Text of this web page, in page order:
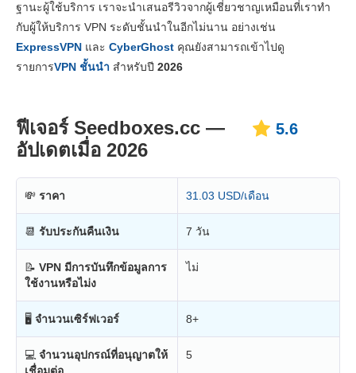
แอปและการติดตั้ง 8.2
ราคา
ความเสถียร & การช่วยเหลือ 8.0
ฐานะผู้ใช้บริการ เราจะนำเสนอรีวิวจากผู้เชี่ยวชาญเหมือนที่เราทำ
กับผู้ให้บริการ VPN ระดับชั้นนำในอีกไม่นาน อย่างเช่น
ExpressVPN และ CyberGhost คุณยังสามารถเข้าไปดู
รายการVPN ชั้นนำ สำหรับปี 2026
ฟีเจอร์ Seedboxes.cc —
อัปเดตเมื่อ 2026
5.6
💸 ราคา 31.03 USD/เดือน
📆 รับประกันคืนเงิน 7 วัน
📝 VPN มีการบันทึกข้อมูลการ
ใช้งานหรือไม่ง
ไม่
🖥 จำนวนเซิร์ฟเวอร์ 8+
💻 จำนวนอุปกรณ์ที่อนุญาตให้
5